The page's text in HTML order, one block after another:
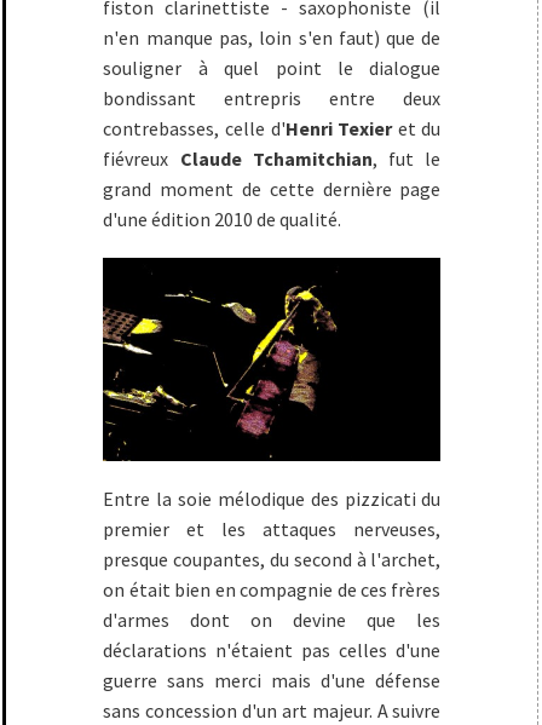
fiston clarinettiste - saxophoniste (il
n'en manque pas, loin s'en faut) que de
souligner à quel point le dialogue
bondissant entrepris entre deux
contrebasses, celle d'Henri Texieret du
fiévreux Claude Tchamitchian, fut le
grand moment de cette dernière page
d'une édition 2010 de qualité.
Entre la soie mélodique des pizzicati du
premier et les attaques nerveuses,
presque coupantes, du second à l'archet,
on était bien en compagnie de ces frères
d'armes dont on devine que les
déclarations n'étaient pas celles d'une
guerre sans merci mais d'une défense
sans concession d'un art majeur. A suivre